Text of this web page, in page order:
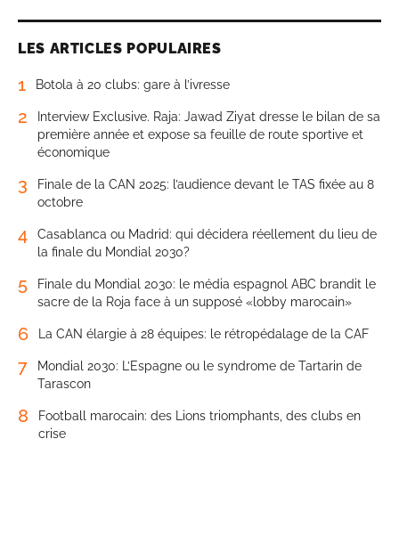
LES ARTICLES POPULAIRES
1 Botola à 20 clubs: gare à l’ivresse
2
Interview Exclusive. Raja: Jawad Ziyat dresse le bilan de sa
première année et expose sa feuille de route sportive et
économique
3
Finale de la CAN 2025: l’audience devant le TAS fixée au 8
octobre
4
Casablanca ou Madrid: qui décidera réellement du lieu de
la finale du Mondial 2030?
5
Finale du Mondial 2030: le média espagnol ABC brandit le
sacre de la Roja face à un supposé «lobby marocain»
6 La CAN élargie à 28 équipes: le rétropédalage de la CAF
7
Mondial 2030: L’Espagne ou le syndrome de Tartarin de
Tarascon
8
Football marocain: des Lions triomphants, des clubs en
crise